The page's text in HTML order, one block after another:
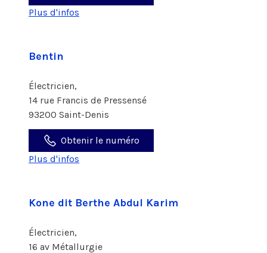
Plus d'infos
Bentin
Électricien,
14 rue Francis de Pressensé
93200 Saint-Denis
Obtenir le numéro
Plus d'infos
Kone dit Berthe Abdul Karim
Électricien,
16 av Métallurgie